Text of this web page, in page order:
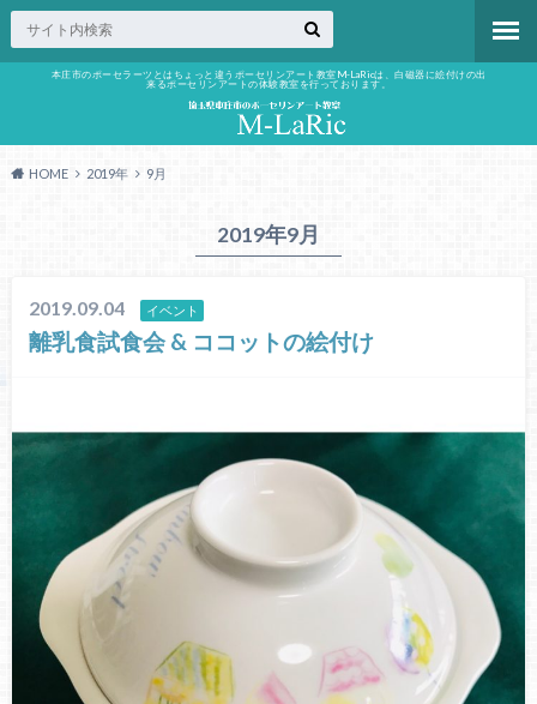
本庄市のポーセラーツとはちょっと違うポーセリンアート教室M-LaRicは、白磁器に絵付けの出
来るポーセリンアートの体験教室を行っております。
HOME 2019年 9月
2019年9月
2019.09.04 イベント
離乳食試食会 & ココットの絵付け